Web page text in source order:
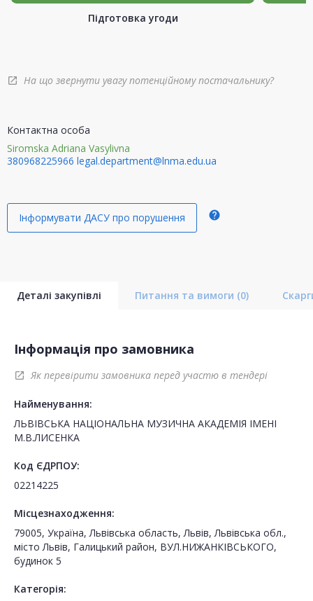
Підготовка угоди
open_in_new На що звернути увагу потенційному постачальнику?
Контактна особа
Siromska Adriana Vasylivna
380968225966 legal.department@lnma.edu.ua
Інформувати ДАСУ про порушення help
Деталі закупівлі Питання та вимоги (0)
Інформація про замовника
open_in_new Як перевірити замовника перед участю в тендері
Найменування:
ЛЬВІВСЬКА НАЦІОНАЛЬНА МУЗИЧНА АКАДЕМІЯ ІМЕНІ
М.В.ЛИСЕНКА
Код ЄДРПОУ:
02214225
Місцезнаходження:
79005, Україна, Львівська область, Львів, Львівська обл.,
місто Львів, Галицький район, ВУЛ.НИЖАНКІВСЬКОГО,
будинок 5
Категорія: